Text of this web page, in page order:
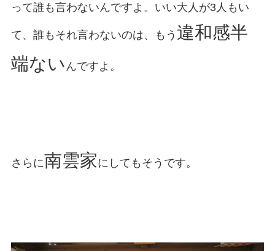
って誰も言わないんですよ。いい大人が3人もい
て、誰もそれ言わないのは、もう 違和感半
端ない んですよ。
さらに南雲家にしてもそうです。